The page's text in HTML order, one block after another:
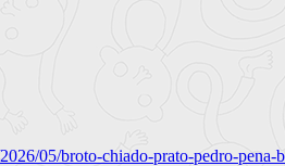
05/broto-chiado-prato-pedro-pena-